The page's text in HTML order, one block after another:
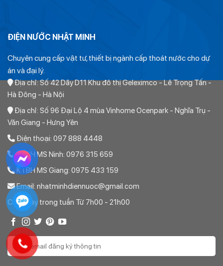
ĐIỆN NƯỚC NHẬT MINH
Chuyên cung cấp vật tư, thiết bị ngành cấp thoát nước cho dự
án và đại lý.
Địa chỉ: Số 42 Dãy D11 Khu đô thị Geleximco - Lê Trọng Tấn -
Hà Đông - Hà Nội
Địa chỉ: Số 96 Đại Lộ 4 mùa Vinhome Ocenpark - Nghĩa Trụ -
Văn Giang - Hưng Yên
Điện thoại: 097 888 4448
KTBH MS Ninh: 0976 315 659
KTBH MS Giang: 0975 433 159
Email: nhatminhdiennuoc@gmail.com
Các ngày trong tuần Từ 7h00 - 21h00